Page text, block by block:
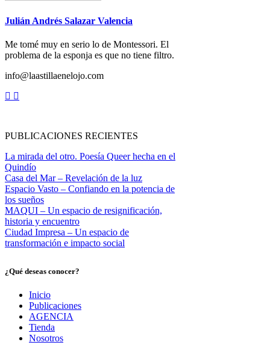
Julián Andrés Salazar Valencia
Me tomé muy en serio lo de Montessori. El
problema de la esponja es que no tiene filtro.
info@laastillaenelojo.com
PUBLICACIONES RECIENTES
La mirada del otro. Poesía Queer hecha en el
Quindío
Casa del Mar – Revelación de la luz
Espacio Vasto – Confiando en la potencia de
los sueños
MAQUI – Un espacio de resignificación,
historia y encuentro
Ciudad Impresa – Un espacio de
transformación e impacto social
¿Qué deseas conocer?
Inicio
Publicaciones
AGENCIA
Tienda
Nosotros